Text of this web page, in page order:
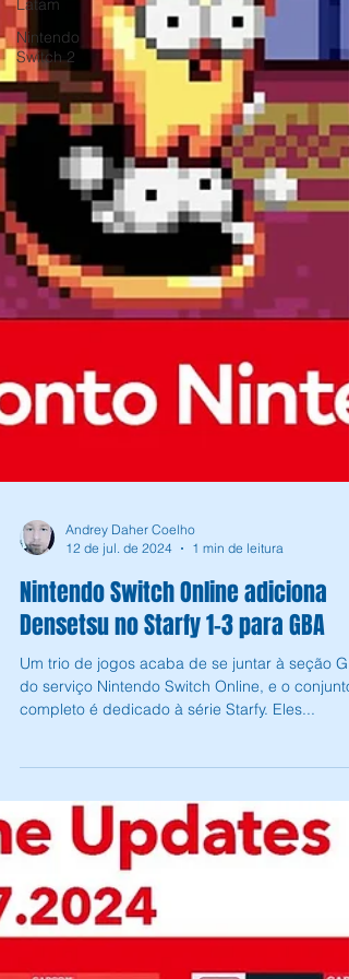
Latam
Nintendo
Switch 2
Andrey Daher Coelho
Nintendo Switch Online adiciona
Densetsu no Starfy 1-3 para GBA
Um trio de jogos acaba de se juntar à seção
completo é dedicado à série Starfy. Eles...